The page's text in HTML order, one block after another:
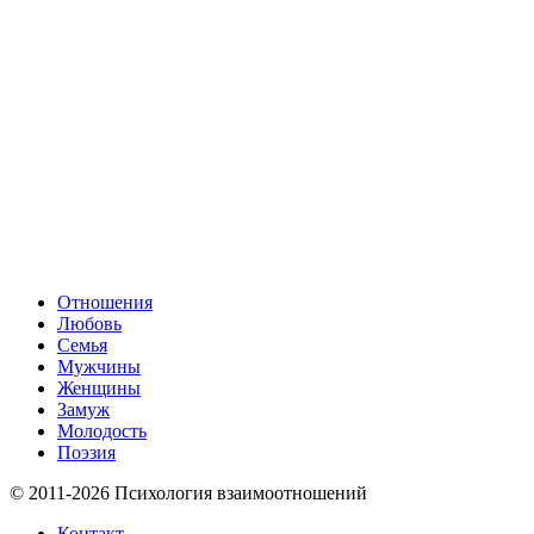
Отношения
Любовь
Семья
Мужчины
Женщины
Замуж
Молодость
Поэзия
© 2011-2026 Психология взаимоотношений